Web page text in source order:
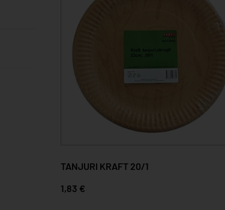
TANJURI KRAFT 20/1
1,83 €